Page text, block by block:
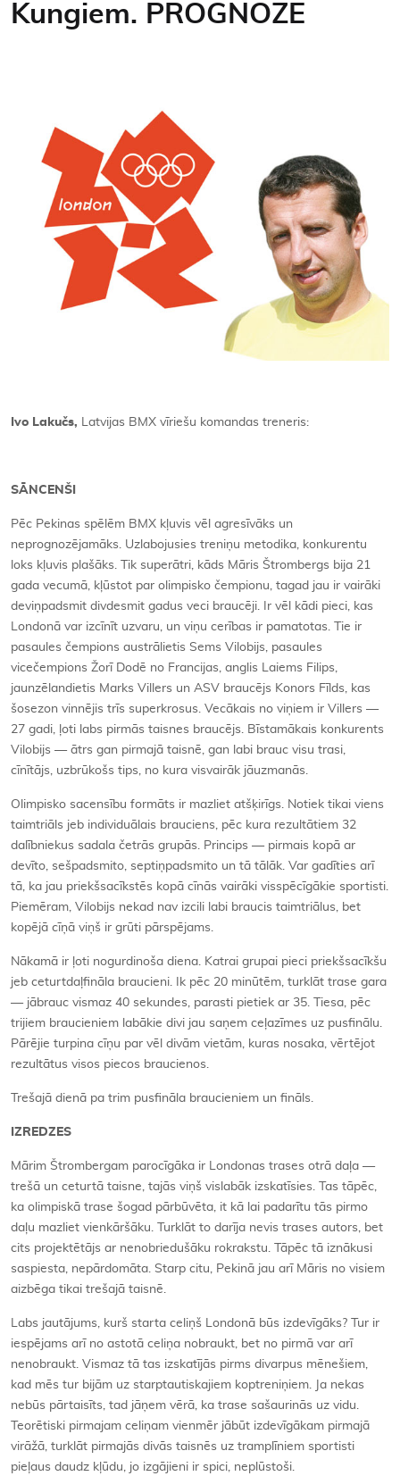
Kungiem. PROGNOZE
Ivo Lakučs, Latvijas BMX vīriešu komandas treneris:
SĀNCENŠI
Pēc Pekinas spēlēm BMX kļuvis vēl agresīvāks un
neprognozējamāks. Uzlabojusies treniņu metodika, konkurentu
loks kļuvis plašāks. Tik superātri, kāds Māris Štrombergs bija 21
gada vecumā, kļūstot par olimpisko čempionu, tagad jau ir vairāki
deviņpadsmit divdesmit gadus veci braucēji. Ir vēl kādi pieci, kas
Londonā var izcīnīt uzvaru, un viņu cerības ir pamatotas. Tie ir
pasaules čempions austrālietis Sems Vilobijs, pasaules
vicečempions Žorī Dodē no Francijas, anglis Laiems Filips,
jaunzēlandietis Marks Villers un ASV braucējs Konors Fīlds, kas
šosezon vinnējis trīs superkrosus. Vecākais no viņiem ir Villers —
27 gadi, ļoti labs pirmās taisnes braucējs. Bīstamākais konkurents
Vilobijs — ātrs gan pirmajā taisnē, gan labi brauc visu trasi,
cīnītājs, uzbrūkošs tips, no kura visvairāk jāuzmanās.
Olimpisko sacensību formāts ir mazliet atšķirīgs. Notiek tikai viens
taimtriāls jeb individuālais brauciens, pēc kura rezultātiem 32
dalībniekus sadala četrās grupās. Princips — pirmais kopā ar
devīto, sešpadsmito, septiņpadsmito un tā tālāk. Var gadīties arī
tā, ka jau priekšsacīkstēs kopā cīnās vairāki visspēcīgākie sportisti.
Piemēram, Vilobijs nekad nav izcili labi braucis taimtriālus, bet
kopējā cīņā viņš ir grūti pārspējams.
Nākamā ir ļoti nogurdinoša diena. Katrai grupai pieci priekšsacīkšu
jeb ceturtdaļfināla braucieni. Ik pēc 20 minūtēm, turklāt trase gara
— jābrauc vismaz 40 sekundes, parasti pietiek ar 35. Tiesa, pēc
trijiem braucieniem labākie divi jau saņem ceļazīmes uz pusfinālu.
Pārējie turpina cīņu par vēl divām vietām, kuras nosaka, vērtējot
rezultātus visos piecos braucienos.
Trešajā dienā pa trim pusfināla braucieniem un fināls.
IZREDZES
Mārim Štrombergam parocīgāka ir Londonas trases otrā daļa —
trešā un ceturtā taisne, tajās viņš vislabāk izskatīsies. Tas tāpēc,
ka olimpiskā trase šogad pārbūvēta, it kā lai padarītu tās pirmo
daļu mazliet vienkāršāku. Turklāt to darīja nevis trases autors, bet
cits projektētājs ar nenobriedušāku rokrakstu. Tāpēc tā iznākusi
saspiesta, nepārdomāta. Starp citu, Pekinā jau arī Māris no visiem
aizbēga tikai trešajā taisnē.
Labs jautājums, kurš starta celiņš Londonā būs izdevīgāks? Tur ir
iespējams arī no astotā celiņa nobraukt, bet no pirmā var arī
nenobraukt. Vismaz tā tas izskatījās pirms divarpus mēnešiem,
kad mēs tur bijām uz starptautiskajiem koptreniņiem. Ja nekas
nebūs pārtaisīts, tad jāņem vērā, ka trase sašaurinās uz vidu.
Teorētiski pirmajam celiņam vienmēr jābūt izdevīgākam pirmajā
virāžā, turklāt pirmajās divās taisnēs uz tramplīniem sportisti
pieļaus daudz kļūdu, jo izgājieni ir spici, neplūstoši.